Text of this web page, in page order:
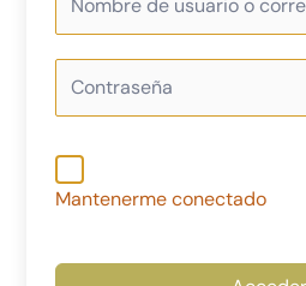
Mantenerme conectado